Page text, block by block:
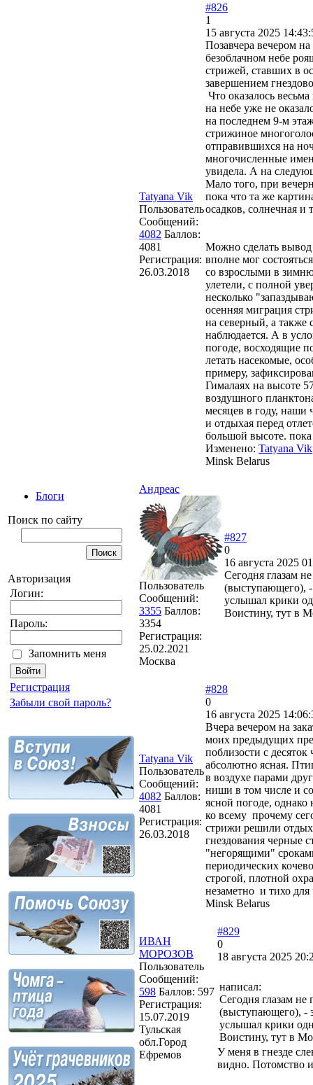
Блоги
Поиск по сайту
Авторизация
Логин:
Пароль:
Запомнить меня
Регистрация
Забыли свой пароль?
Tatyana Vik
Пользователь
Сообщений:
4082 Баллов:
4081
Регистрация:
26.03.2018
#826
1
15 августа 2025
Позавчера вечером
безоблачном небе
стрижей, ставших в
завершением
Что оказалось
на небе уже не
на последнем 9-м
стрижиное
отправившихся на
многочисленные
увидела. А на
Мало того, при
пока что та же
Можно сделать вывод
вполне мог
со взрослыми в
улетели, с полной
несколько
осенняя миграция
на северный, а также
наблюдается. А в
погоде, восходящие
летать насекомые,
примеру,
Гималаях на высоте
воздушного
месяцев в году, наши
и отдыхая перед
большой высоте.
Изменено: Tatyana Vik
Minsk Belarus
Андреас
Пользователь
Сообщений:
3355 Баллов:
3354
Регистрация:
25.02.2021
Москва
#827
0
16 августа 2025
Сегодня глазам
(выступающего),
услышал крики
Воистину, тут в
Tatyana Vik
Пользователь
Сообщений:
4082 Баллов:
4081
Регистрация:
26.03.2018
#828
0
16 августа 2025
Вчера вечером на
моих предыдущих
поблизости с
абсолютно ясная.
в воздухе парами
ниши в том числе и
ясной погоде,
ко всему прочему
стрижи решили
гнездования черные
"негорящими"
периодических
строгой, плотной
незаметно и тихо для
Minsk Belarus
ИВАН
МОРОЗОВ
Пользователь
Сообщений:
598 Баллов: 597
Регистрация:
15.07.2019
Тульская
обл.Город
Ефремов
#829
0
18 августа 2025
написал:
Сегодня глазам
(выступающего), -
услышал крики
Воистину, тут в
У меня в гнезде
видно. Потомство